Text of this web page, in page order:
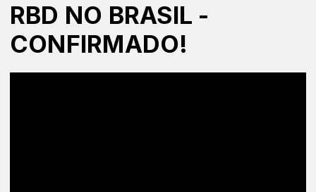
RBD NO BRASIL -
CONFIRMADO!